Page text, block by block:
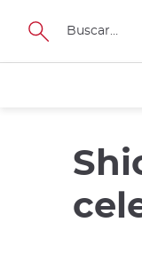
Tamaño